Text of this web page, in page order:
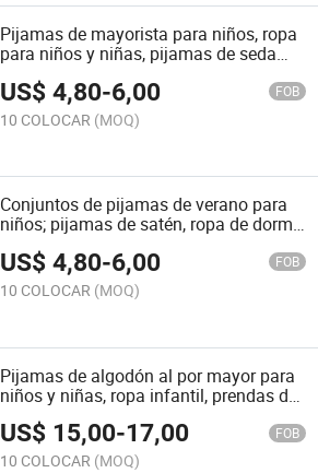
Pijamas de mayorista para niños, ropa
para niños y niñas, pijamas de seda
conjuntos de pijamas de satén para
niños, conjunto de ropa para niños
US$4,80-6,00 FOB
10 COLOCAR (MOQ)
Conjuntos de pijamas de verano para
niños; pijamas de satén, ropa de dormir
bonita, ropa para niños, ropa para el
hogar, pijamas
US$4,80-6,00 FOB
10 COLOCAR (MOQ)
Pijamas de algodón al por mayor para
niños y niñas, ropa infantil, prendas de
punto para niños, ropa de casa, ropa de
dormir
US$ 15,00-17,00 FOB
10 COLOCAR (MOQ)